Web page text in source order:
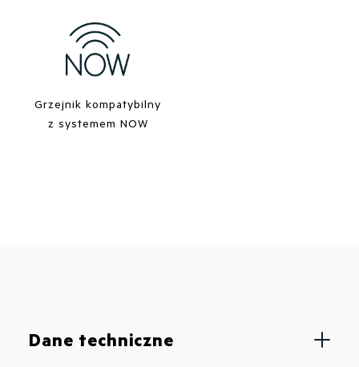
Grzejnik kompatybilny
z systemem NOW
Dane techniczne